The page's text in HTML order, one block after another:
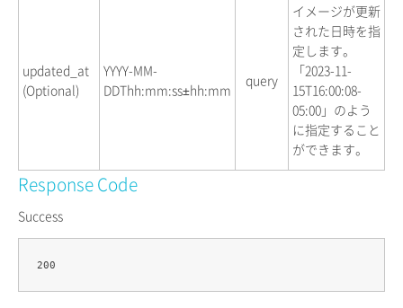
updated_at
(Optional)
YYYY-MM-
DDThh:mm:ss±hh:mm
query
イメージが更新
された日時を指
定します。
「2023-11-
15T16:00:08-
05:00」のよう
に指定すること
ができます。
Response Code
Success